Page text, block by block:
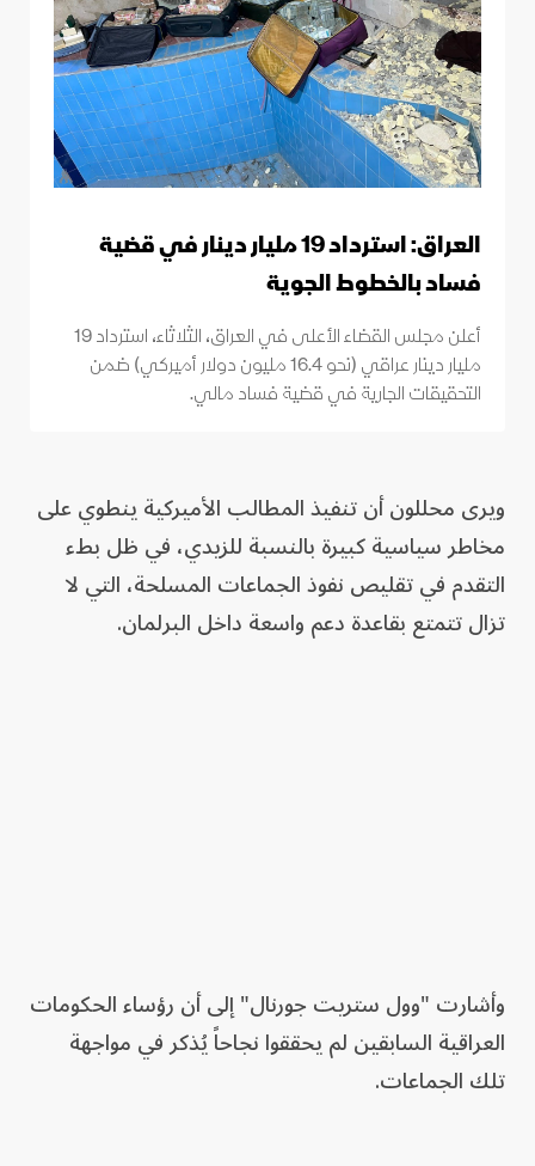
العراق: استرداد 19 مليار دينار في قضية
فساد بالخطوط الجوية
أعلن مجلس القضاء الأعلى في العراق، الثلاثاء، استرداد 19
مليار دينار عراقي (نحو 16.4 مليون دولار أميركي) ضمن
التحقيقات الجارية في قضية فساد مالي.
ويرى محللون أن تنفيذ المطالب الأميركية ينطوي على
مخاطر سياسية كبيرة بالنسبة للزيدي، في ظل بطء
التقدم في تقليص نفوذ الجماعات المسلحة، التي لا
تزال تتمتع بقاعدة دعم واسعة داخل البرلمان.
وأشارت "وول ستريت جورنال" إلى أن رؤساء الحكومات
العراقية السابقين لم يحققوا نجاحاً يُذكر في مواجهة
تلك الجماعات.